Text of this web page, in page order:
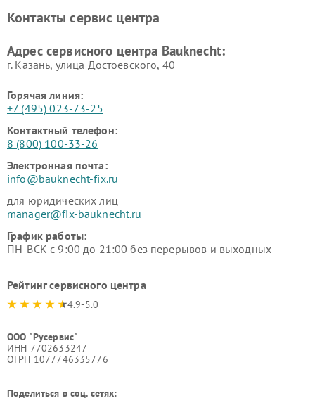
Контакты сервис центра
Адрес сервисного центра Bauknecht:
г. Казань, улица Достоевского, 40
Горячая линия:
+7 (495) 023-73-25
Контактный телефон:
8 (800) 100-33-26
Электронная почта:
info@bauknecht-fix.ru
для юридических лиц
manager@fix-bauknecht.ru
График работы:
ПН-ВСК с 9:00 до 21:00 без перерывов и выходных
Рейтинг сервисного центра
4.9-5.0
ООО "Русервис"
ИНН 7702633247
ОГРН 1077746335776
Поделиться в соц. сетях: